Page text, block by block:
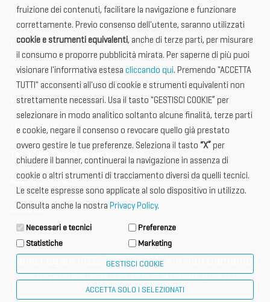
Info utili
Documentazione
Informazione importante
Vetrina Espositori
International Club
Tax & Legal Global Services
News e Comunicati
Media Kit
Sede Legale 40124 BOLOGNA, Via San Domenico
4, tel. 051 6317111, C.F. 91398840370
privacy policy cookie policy
fruizione dei contenuti, facilitare la navigazione e funzionare
correttamente. Previo consenso dell'utente, saranno utilizzati
cookie e strumenti equivalenti, anche di terze parti, per misurare
il consumo e proporre pubblicità mirata. Per saperne di più puoi
visionare l'informativa estesa cliccando qui. Premendo "ACCETTA
TUTTI" acconsenti all'uso di cookie e strumenti equivalenti non
strettamente necessari. Usa il tasto "GESTISCI COOKIE” per
selezionare in modo analitico soltanto alcune finalità, terze parti
e cookie, negare il consenso o revocare quello già prestato
ovvero gestire le tue preferenze. Seleziona il tasto “X” per
chiudere il banner, continuerai la navigazione in assenza di
cookie o altri strumenti di tracciamento diversi da quelli tecnici.
Le scelte espresse sono applicate al solo dispositivo in utilizzo.
Consulta anche la nostra Privacy Policy.
Necessari e tecnici
Preferenze
Statistiche
Marketing
GESTISCI COOKIE
ACCETTA SOLO I SELEZIONATI